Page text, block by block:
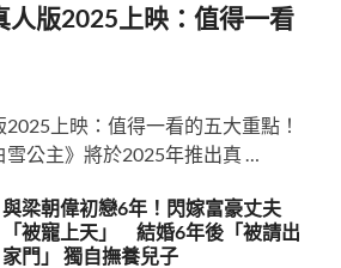
人版2025上映：值得一看
上映：值得一看的五大重點！
雪公主》將於2025年推出真 …
與梁朝偉初戀6年！閃嫁富豪丈夫
「被寵上天」 結婚6年後「被請出
家門」 獨自撫養兒子